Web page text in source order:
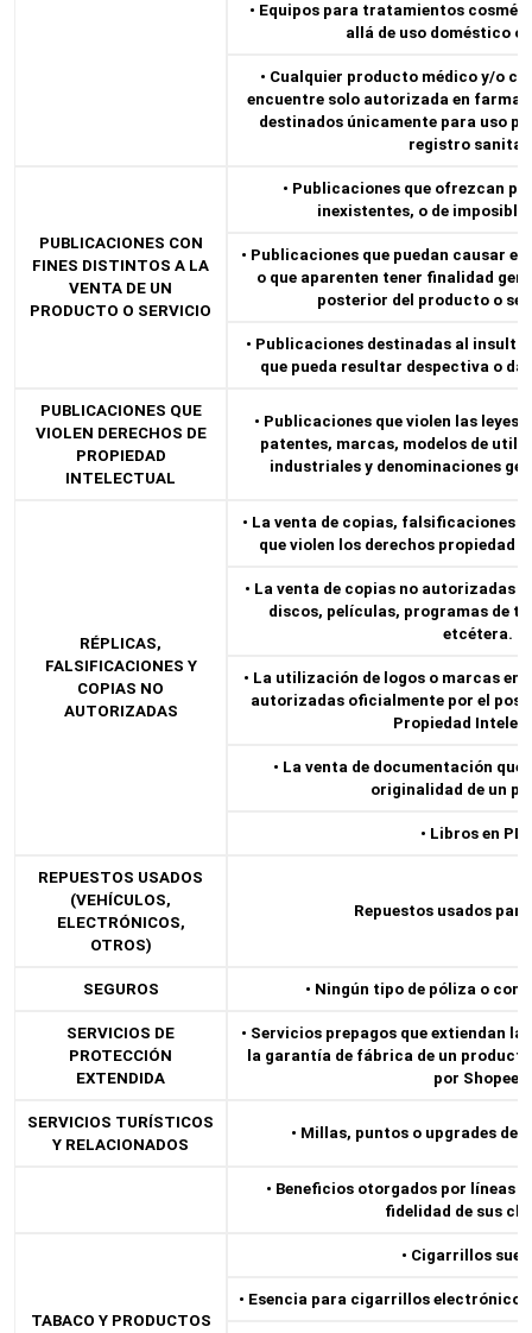
• Equipos para tratamientos
allá de uso doméstico o
• Cualquier producto médico y/o
encuentre solo autorizada en
destinados únicamente para uso
registro
PUBLICACIONES CON
FINES DISTINTOS A LA
VENTA DE UN
PRODUCTO O SERVICIO
• Publicaciones que ofrezcan
inexistentes, o de
• Publicaciones que puedan causar
o que aparenten tener finalidad
posterior del producto o
• Publicaciones destinadas al
que pueda resultar despectiva o
PUBLICACIONES QUE
VIOLEN DERECHOS DE
PROPIEDAD
INTELECTUAL
• Publicaciones que violen las leyes
patentes, marcas, modelos de
industriales y denominaciones
RÉPLICAS,
FALSIFICACIONES Y
COPIAS NO
AUTORIZADAS
• La venta de copias, falsificaciones
que violen los derechos propiedad
• La venta de copias no autorizadas
discos, películas, programas de
etcétera.
• La utilización de logos o marcas en
autorizadas oficialmente por el
Propiedad
• La venta de documentación
originalidad de un
• Libros en
REPUESTOS USADOS
(VEHÍCULOS,
ELECTRÓNICOS,
OTROS)
Repuestos usados
SEGUROS • Ningún tipo de póliza o
SERVICIOS DE
PROTECCIÓN
EXTENDIDA
• Servicios prepagos que extiendan
la garantía de fábrica de un
por Shopee.
SERVICIOS TURÍSTICOS
Y RELACIONADOS
• Millas, puntos o upgrades de
• Beneficios otorgados por líneas
fidelidad de sus
TABACO Y PRODUCTOS
• Cigarrillos
• Esencia para cigarrillos